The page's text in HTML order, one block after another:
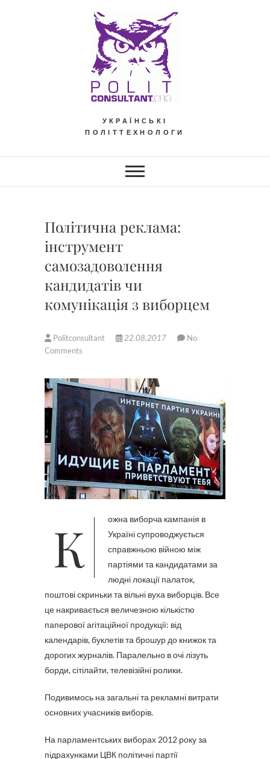
УКРАЇНСЬКІ
ПОЛІТТЕХНОЛОГИ
Політична реклама:
інструмент
самозадоволення
кандидатів чи
комунікація з виборцем
Politconsultant 22.08.2017
No
Comments
Кожна виборча кампанія в
Україні супроводжується
справжньою війною між
партіями та кандидатами за
людні локації палаток,
поштові скриньки та вільні вуха виборців. Все
це накривається величезною кількістю
паперової агітаційної продукції: від
календарів, буклетів та брошур до книжок та
дорогих журналів. Паралельно в очі лізуть
борди, сітілайти, телевізійні ролики.
Подивимось на загальні та рекламні витрати
основних учасників виборів.
На парламентських виборах 2012 року за
підрахунками ЦВК політичні партії